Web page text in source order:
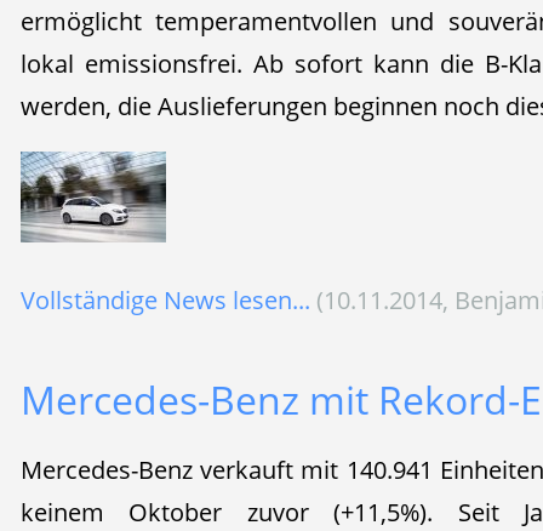
ermöglicht temperamentvollen und
lokal emissionsfrei. Ab sofort kann die B-
werden, die Auslieferungen beginnen noch
Vollständige News lesen... (10.11.2014,
Mercedes-Benz mit Rekord-
Mercedes-Benz verkauft mit 140.941
keinem Oktober zuvor (+11,5%). Seit